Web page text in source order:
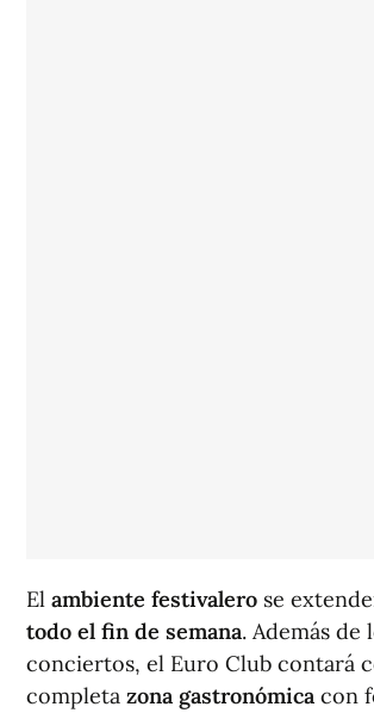
El ambiente festivalero se
todo el fin de semana. Además de
conciertos, el Euro Club contará
completa zona gastronómica con